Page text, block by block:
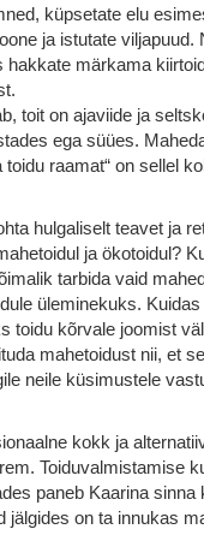
küpsetate elu
ja istutate viljapuud.
märkama
toit on ajaviide ja
ega süües.
raamat“ on sellel
hulgaliselt teavet ja
ja ökotoidul?
tarbida vaid
üleminekuks.
toidu kõrvale joomist
mahetoidust nii, et
neile küsimustele
kokk ja
Toiduvalmistamise
paneb Kaarina
jälgides on ta innukas